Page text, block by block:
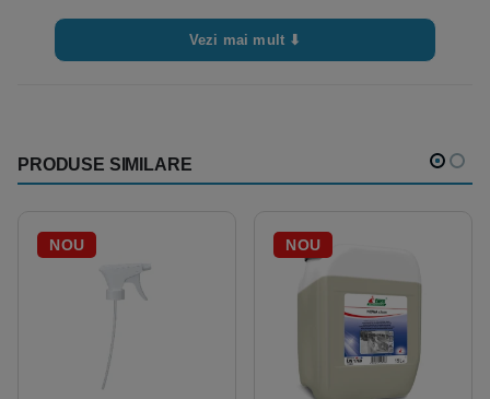
Trebuie sa fiiautentificatpentru a publica o recenzie.
Vezi mai mult ⬇
PRODUSE SIMILARE
NOU NOU